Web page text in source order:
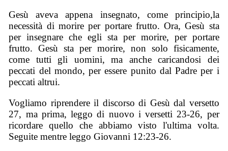
Gesù aveva appena insegnato, come principio,la
necessità di morire per portare frutto. Ora, Gesù sta
per insegnare che egli sta per morire, per portare
frutto. Gesù sta per morire, non solo fisicamente,
come tutti gli uomini, ma anche caricandosi dei
peccati del mondo, per essere punito dal Padre per i
peccati altrui.
Vogliamo riprendere il discorso di Gesù dal versetto
27, ma prima, leggo di nuovo i versetti 23-26, per
ricordare quello che abbiamo visto l'ultima volta.
Seguite mentre leggo Giovanni 12:23-26.